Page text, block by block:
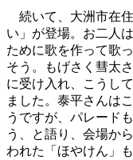
続いて、大洲市在
い」が登場。お二人
ために歌を作って歌
そう。もげさく彗太
に受け入れ、こうし
ました。泰平さんは
うですが、パレード
う、と語り、会場か
われた「ほやけん」